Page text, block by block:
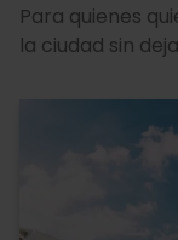
Para quienes
la ciudad sin